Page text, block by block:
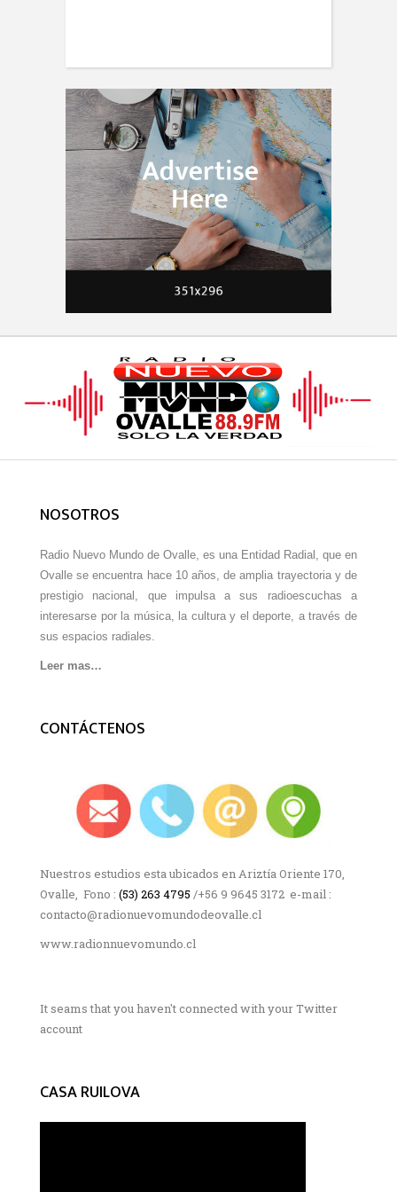
NOSOTROS
Radio Nuevo Mundo de Ovalle, es una Entidad Radial, que en
Ovalle se encuentra hace 10 años, de amplia trayectoria y de
prestigio nacional, que impulsa a sus radioescuchas a
interesarse por la música, la cultura y el deporte, a través de
sus espacios radiales.
Leer mas…
CONTÁCTENOS
Nuestros estudios esta ubicados en Ariztía Oriente 170,
Ovalle, Fono : (53) 263 4795 /+56 9 9645 3172 e-mail :
contacto@radionuevomundodeovalle.cl
www.radionnuevomundo.cl
It seams that you haven't connected with your Twitter
account
CASA RUILOVA